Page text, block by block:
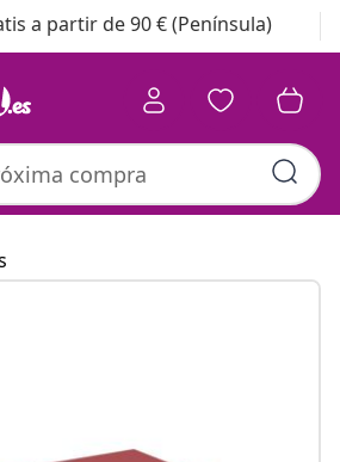
a partir de 90 € (Península)